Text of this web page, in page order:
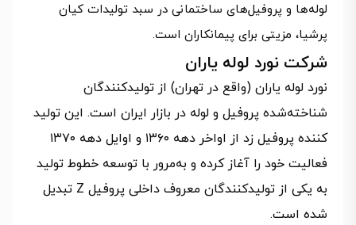
لوله‌ها و پروفیل‌های ساختمانی در سبد تولیدات کیان
پرشیا، مزیتی برای پیمانکاران است.
شرکت نورد لوله یاران
نورد لوله یاران (واقع در تهران) از تولیدکنندگان
شناخته‌شده پروفیل و لوله در بازار ایران است. این تولید
کننده پروفیل زد از اواخر دهه ۱۳۶۰ و اوایل دهه ۱۳۷۰
فعالیت خود را آغاز کرده و به‌مرور با توسعه خطوط تولید
به یکی از تولیدکنندگان معروف داخلی پروفیل Z تبدیل
شده است.